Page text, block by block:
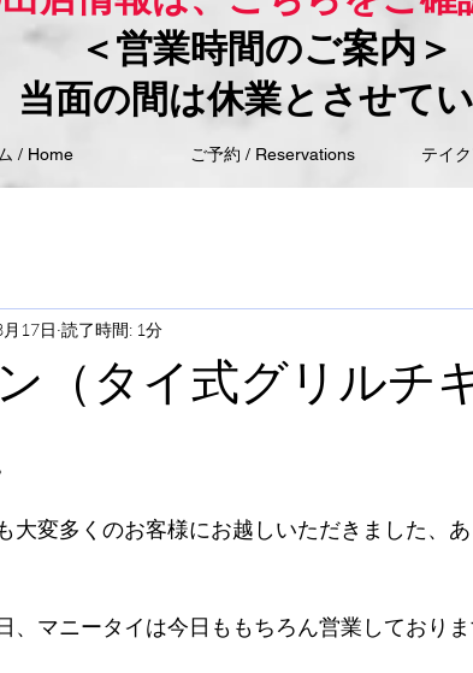
＜営業時間のご案内＞
当面の間は休業とさせて
/ Home ご予約 / Reservations テイ
（タイ式グリルチ
17日 読了時間: 1分
大変多くのお客様にお越しいただきました、
、マニータイは今日ももちろん営業しておりま